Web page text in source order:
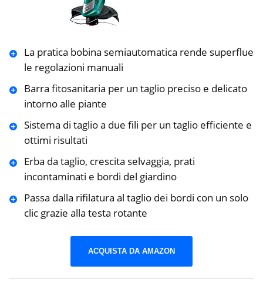
La pratica bobina semiautomatica rende superflue
le regolazioni manuali
Barra fitosanitaria per un taglio preciso e delicato
intorno alle piante
Sistema di taglio a due fili per un taglio efficiente e
ottimi risultati
Erba da taglio, crescita selvaggia, prati
incontaminati e bordi del giardino
Passa dalla rifilatura al taglio dei bordi con un solo
clic grazie alla testa rotante
ACQUISTA DA AMAZON